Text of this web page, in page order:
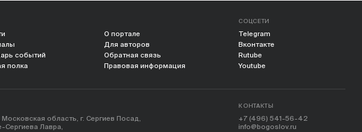
событий
полка
О портале
Для авторов
Обратная связь
Правовая информация
СОЦСЕТИ
Telegram
Вконтакте
Rutube
Youtube
Московская область, г. Сергиев Посад,
Сергиева Лавра,
КОНТАКТЫ
+7 (496) 541-56-42
info@bogoslov.ru